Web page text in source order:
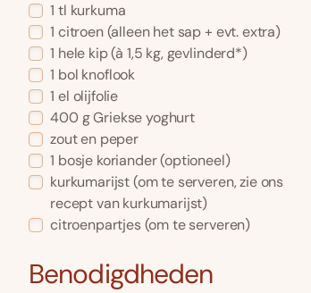
1 tl kurkuma
1 citroen(alleen het sap + evt. extra)
1 hele kip(à 1,5 kg, gevlinderd*)
1 bol knoflook
1 el olijfolie
400 gGriekse yoghurt
zout en peper
1 bosje koriander(optioneel)
kurkumarijst(om te serveren, zie ons
recept van kurkumarijst)
citroenpartjes(om te serveren)
Benodigdheden